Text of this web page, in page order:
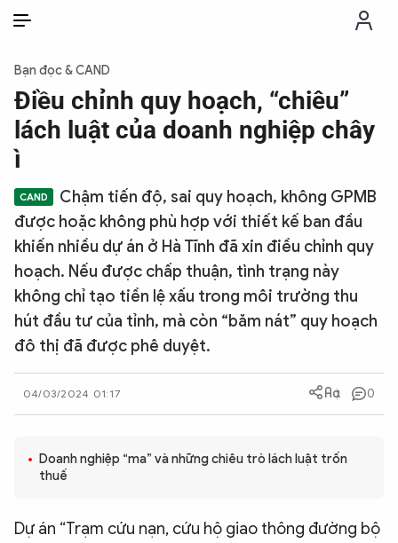
THỜI SỰ
CHỐNG DIỄN BIẾN HÒA BÌNH
CÔNG AN TRONG LÒNG DÂN
XÃ HỘI
PHÁP LUẬT
QUỐC TẾ
VĂN HÓA - THỂ THAO
BẠN ĐỌC & CAND
Bạn đọc & CAND
Điều chỉnh quy hoạch, “chiêu”
lách luật của doanh nghiệp chây
ì
Chậm tiến độ, sai quy hoạch, không GPMB
được hoặc không phù hợp với thiết kế ban đầu
khiến nhiều dự án ở Hà Tĩnh đã xin điều chỉnh quy
hoạch. Nếu được chấp thuận, tình trạng này
không chỉ tạo tiền lệ xấu trong môi trường thu
hút đầu tư của tỉnh, mà còn “băm nát” quy hoạch
đô thị đã được phê duyệt.
04/03/2024 01:17 0
Doanh nghiệp “ma” và những chiêu trò lách luật trốn
thuế
Dự án “Trạm cứu nạn, cứu hộ giao thông đường bộ